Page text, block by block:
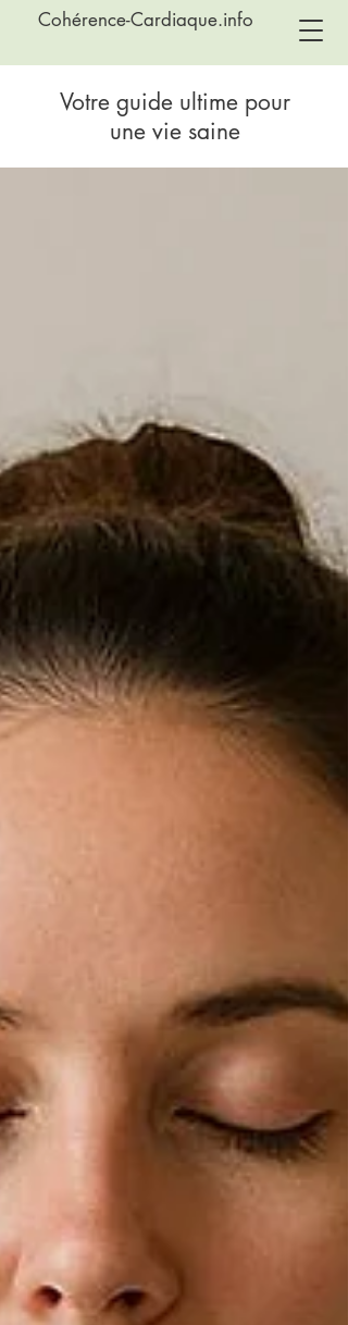
Cohérence-Cardiaque.info
Votre guide ultime pour
une vie saine